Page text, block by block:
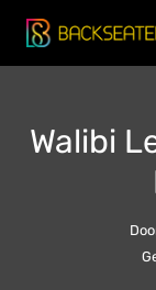
Doorgaan
naar
Walibi